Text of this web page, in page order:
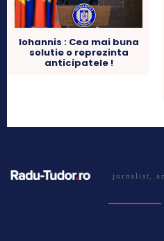
Iohannis : Cea mai buna
solutie o reprezinta
anticipatele !
jurnalist,